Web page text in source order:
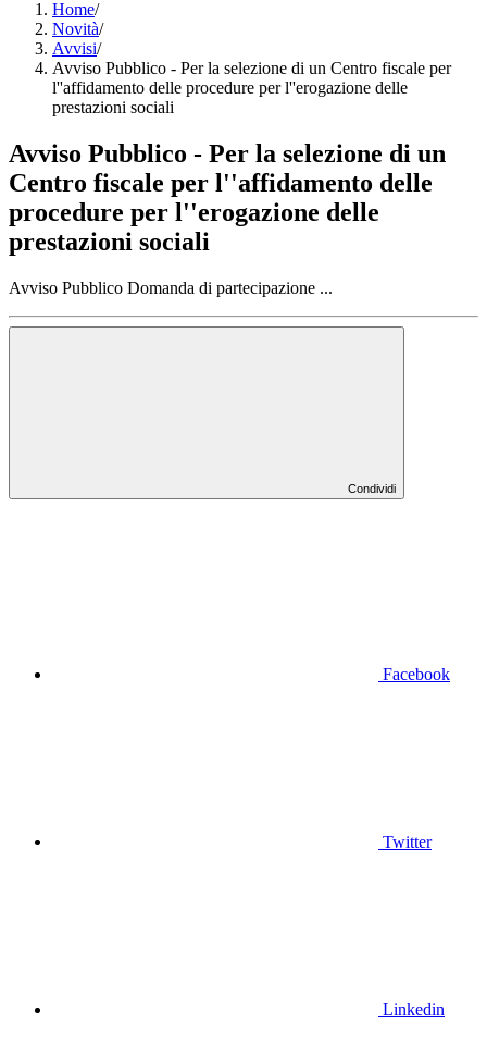
Home/
Novità/
Avvisi/
Avviso Pubblico - Per la selezione di un Centro fiscale per
l''affidamento delle procedure per l''erogazione delle
prestazioni sociali
Avviso Pubblico - Per la selezione di un
Centro fiscale per l''affidamento delle
procedure per l''erogazione delle
prestazioni sociali
Avviso Pubblico Domanda di partecipazione ...
Condividi
Facebook
Twitter
Linkedin